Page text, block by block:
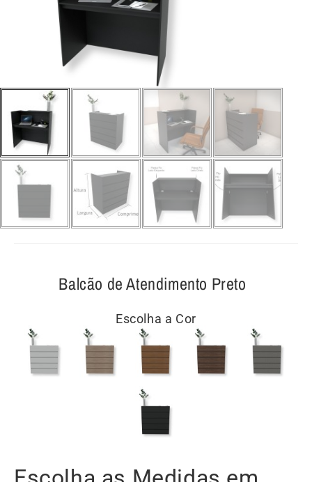
Balcão de Atendimento Preto
Escolha a Cor